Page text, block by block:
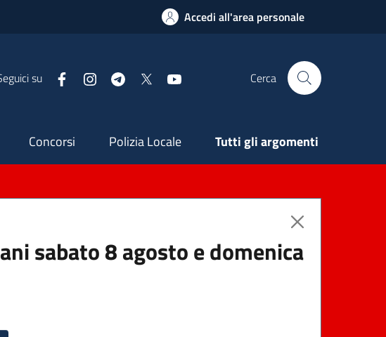
Accedi all'area personale
su FacebookInstagramTelegram Cerca
Secondaria
Concorsi Polizia Locale Tutti gli argomenti
sabato 8 agosto e domenica